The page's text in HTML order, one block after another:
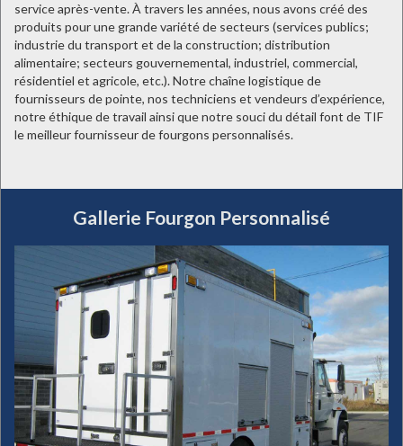
service après-vente. À travers les années, nous avons créé des
produits pour une grande variété de secteurs (services publics;
industrie du transport et de la construction; distribution
alimentaire; secteurs gouvernemental, industriel, commercial,
résidentiel et agricole, etc.). Notre chaîne logistique de
fournisseurs de pointe, nos techniciens et vendeurs d’expérience,
notre éthique de travail ainsi que notre souci du détail font de TIF
le meilleur fournisseur de fourgons personnalisés.
Gallerie Fourgon Personnalisé